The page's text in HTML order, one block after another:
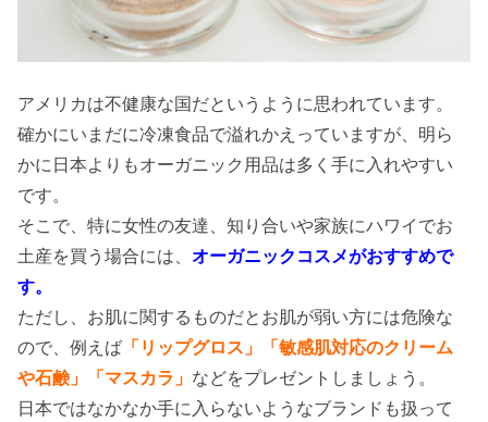
アメリカは不健康な国だというように思われています。
確かにいまだに冷凍食品で溢れかえっていますが、明ら
かに日本よりもオーガニック用品は多く手に入れやすい
です。
そこで、特に女性の友達、知り合いや家族にハワイでお
土産を買う場合には、オーガニックコスメがおすすめで
す。
ただし、お肌に関するものだとお肌が弱い方には危険な
ので、例えば 「リップグロス」「敏感肌対応のクリーム
や石鹸」「マスカラ」 などをプレゼントしましょう。
日本ではなかなか手に入らないようなブランドも扱って